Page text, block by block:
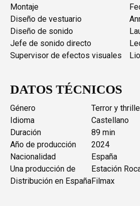
Montaje
Diseño de vestuario
Diseño de sonido
Jefe de sonido directo
Supervisor de efectos visuales
DATOS TÉCNICOS
Género
Terror y
Idioma
Castellano
Duración
89 min
Año de producción
2024
Nacionalidad
España
Una producción de
Estación
Distribución en EspañaFilmax